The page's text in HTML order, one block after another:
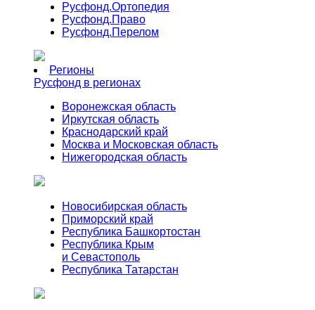
Русфонд.Ортопедия
Русфонд.Право
Русфонд.Перелом
Регионы
Русфонд в регионах
Воронежская область
Иркутская область
Краснодарский край
Москва и Московская область
Нижегородская область
Новосибирская область
Приморский край
Республика Башкортостан
Республика Крым
и Севастополь
Республика Татарстан